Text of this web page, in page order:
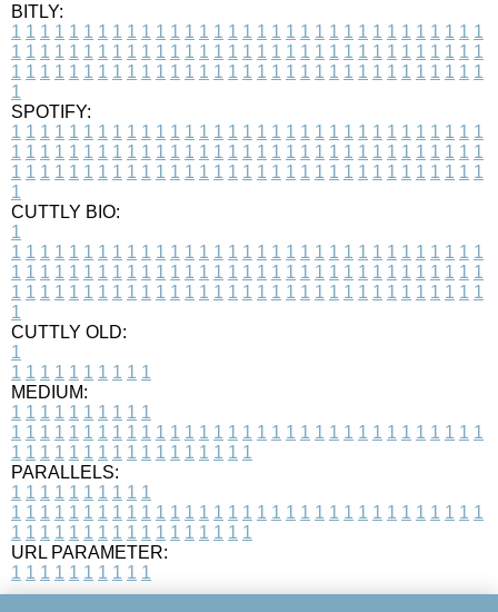
BITLY:
1 1 1 1 1 1 1 1 1 1 1 1 1 1 1 1 1 1 1 1 1 1 1 1 1 1 1 1 1 1 1 1 1
1 1 1 1 1 1 1 1 1 1 1 1 1 1 1 1 1 1 1 1 1 1 1 1 1 1 1 1 1 1 1 1 1
1 1 1 1 1 1 1 1 1 1 1 1 1 1 1 1 1 1 1 1 1 1 1 1 1 1 1 1 1 1 1 1 1
1
SPOTIFY:
1 1 1 1 1 1 1 1 1 1 1 1 1 1 1 1 1 1 1 1 1 1 1 1 1 1 1 1 1 1 1 1 1
1 1 1 1 1 1 1 1 1 1 1 1 1 1 1 1 1 1 1 1 1 1 1 1 1 1 1 1 1 1 1 1 1
1 1 1 1 1 1 1 1 1 1 1 1 1 1 1 1 1 1 1 1 1 1 1 1 1 1 1 1 1 1 1 1 1
1
CUTTLY BIO:
1
1 1 1 1 1 1 1 1 1 1 1 1 1 1 1 1 1 1 1 1 1 1 1 1 1 1 1 1 1 1 1 1 1
1 1 1 1 1 1 1 1 1 1 1 1 1 1 1 1 1 1 1 1 1 1 1 1 1 1 1 1 1 1 1 1 1
1 1 1 1 1 1 1 1 1 1 1 1 1 1 1 1 1 1 1 1 1 1 1 1 1 1 1 1 1 1 1 1 1
1
CUTTLY OLD:
1
1 1 1 1 1 1 1 1 1 1
MEDIUM:
1 1 1 1 1 1 1 1 1 1
1 1 1 1 1 1 1 1 1 1 1 1 1 1 1 1 1 1 1 1 1 1 1 1 1 1 1 1 1 1 1 1 1
1 1 1 1 1 1 1 1 1 1 1 1 1 1 1 1 1
PARALLELS:
1 1 1 1 1 1 1 1 1 1
1 1 1 1 1 1 1 1 1 1 1 1 1 1 1 1 1 1 1 1 1 1 1 1 1 1 1 1 1 1 1 1 1
1 1 1 1 1 1 1 1 1 1 1 1 1 1 1 1 1
URL PARAMETER:
1 1 1 1 1 1 1 1 1 1